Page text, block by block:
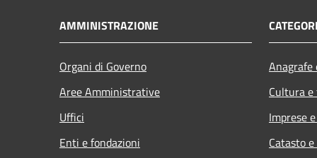
AMMINISTRAZIONE
Organi di Governo
Aree Amministrative
Uffici
Enti e fondazioni
Cultura
Imprese
Catasto